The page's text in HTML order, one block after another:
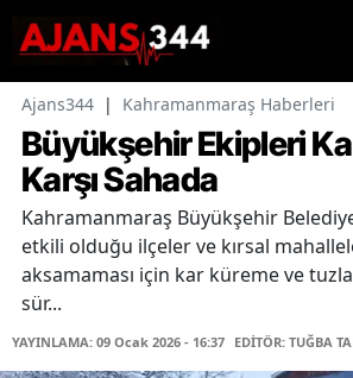
Ajans344 | Kahramanmaraş Haberleri
Büyükşehir Ekipleri
Karşı Sahada
Kahramanmaraş Büyükşehir
etkili olduğu ilçeler ve kırsal
aksamaması için kar küreme ve
sür...
YAYINLAMA: 09 Ocak 2026 - 16:37 EDİTÖR: TUĞBA